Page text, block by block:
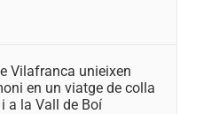
Vilafranca unieixen
en un viatge de colla
i a la Vall de Boí